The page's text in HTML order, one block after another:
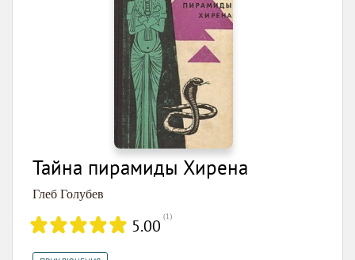
Тайна пирамиды Хирена
Глеб Голубев
5.00 (1)